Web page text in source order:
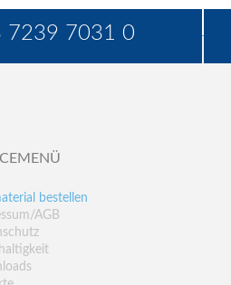
7239 7031 0
bestellen
AGB